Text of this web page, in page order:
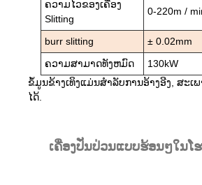
ຄວາມໄວຂອງເຄື່ອງ
Slitting
0-220m /
burr slitting
± 0.02mm
ຄວາມສາມາດທັງຫມົດ
130kW
ຂໍ້ມູນຂ້າງເທິງແມ່ນສໍາລັບການອ້າງອີງ, ສະເ
ໄດ້.
ເຄື່ອງປັ່ນປ່ວນແບບຮ້ອນໆໃນໂ